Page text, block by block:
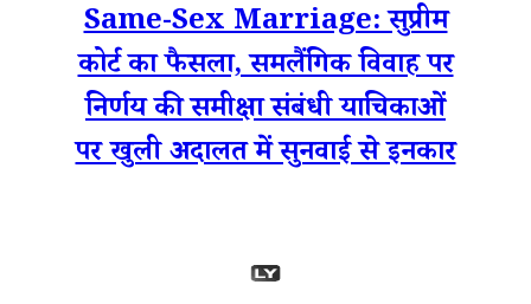
Same-Sex Marriage: सुप्रीम
कोर्ट का फैसला, समलैंगिक विवाह पर
निर्णय की समीक्षा संबंधी याचिकाओं
पर खुली अदालत में सुनवाई से इनकार